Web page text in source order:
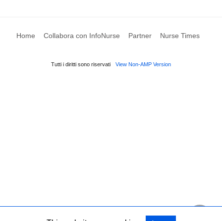
Home Collabora con InfoNurse Partner Nurse Times
Tutti i diritti sono riservati View Non-AMP Version